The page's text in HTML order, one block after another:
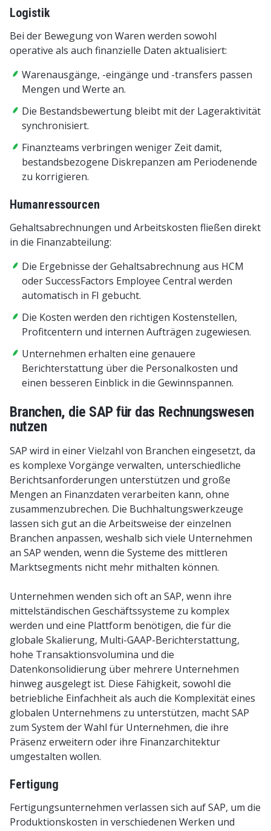
Logistik
Bei der Bewegung von Waren werden sowohl
operative als auch finanzielle Daten aktualisiert:
Warenausgänge, -eingänge und -transfers passen
Mengen und Werte an.
Die Bestandsbewertung bleibt mit der Lageraktivität
synchronisiert.
Finanzteams verbringen weniger Zeit damit,
bestandsbezogene Diskrepanzen am Periodenende
zu korrigieren.
Humanressourcen
Gehaltsabrechnungen und Arbeitskosten fließen direkt
in die Finanzabteilung:
Die Ergebnisse der Gehaltsabrechnung aus HCM
oder SuccessFactors Employee Central werden
automatisch in FI gebucht.
Die Kosten werden den richtigen Kostenstellen,
Profitcentern und internen Aufträgen zugewiesen.
Unternehmen erhalten eine genauere
Berichterstattung über die Personalkosten und
einen besseren Einblick in die Gewinnspannen.
Branchen, die SAP für das Rechnungswesen
nutzen
SAP wird in einer Vielzahl von Branchen eingesetzt, da
es komplexe Vorgänge verwalten, unterschiedliche
Berichtsanforderungen unterstützen und große
Mengen an Finanzdaten verarbeiten kann, ohne
zusammenzubrechen. Die Buchhaltungswerkzeuge
lassen sich gut an die Arbeitsweise der einzelnen
Branchen anpassen, weshalb sich viele Unternehmen
an SAP wenden, wenn die Systeme des mittleren
Marktsegments nicht mehr mithalten können.
Unternehmen wenden sich oft an SAP, wenn ihre
mittelständischen Geschäftssysteme zu komplex
werden und eine Plattform benötigen, die für die
globale Skalierung, Multi-GAAP-Berichterstattung,
hohe Transaktionsvolumina und die
Datenkonsolidierung über mehrere Unternehmen
hinweg ausgelegt ist. Diese Fähigkeit, sowohl die
betriebliche Einfachheit als auch die Komplexität eines
globalen Unternehmens zu unterstützen, macht SAP
zum System der Wahl für Unternehmen, die ihre
Präsenz erweitern oder ihre Finanzarchitektur
umgestalten wollen.
Fertigung
Fertigungsunternehmen verlassen sich auf SAP, um die
Produktionskosten in verschiedenen Werken und